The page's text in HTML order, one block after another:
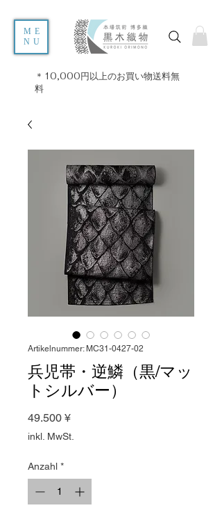
ME
NU
＊10,000円以上のお買い物送料無
料
Artikelnummer: MC31-0427-02
兵児帯・逆鱗（黒/マッ
トシルバー）
49.500 ¥Preis
inkl. MwSt.
Anzahl *